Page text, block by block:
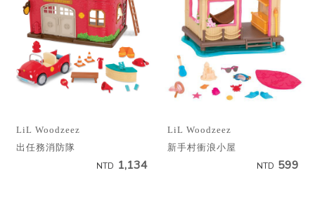
LiL Woodzeez
出任務消防隊
NTD 1,134
LiL Woodzeez
新手村衝浪小屋
NTD 599